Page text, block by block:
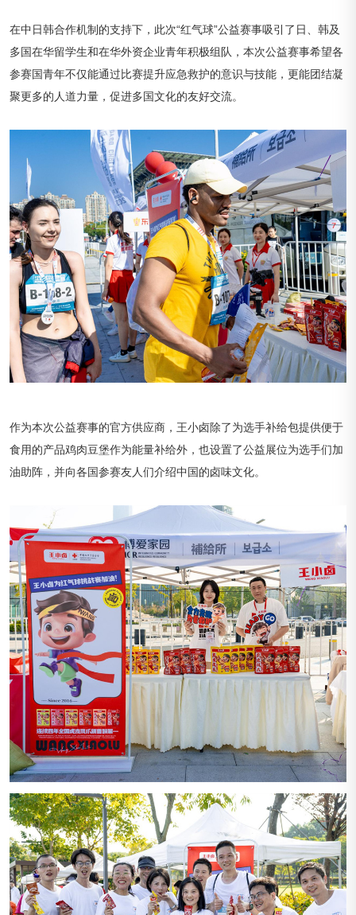
在中日韩合作机制的支持下，此次“红气球”公益赛事吸引了日、韩及
多国在华留学生和在华外资企业青年积极组队，本次公益赛事希望各
参赛国青年不仅能通过比赛提升应急救护的意识与技能，更能团结凝
聚更多的人道力量，促进多国文化的友好交流。
作为本次公益赛事的官方供应商，王小卤除了为选手补给包提供便于
食用的产品鸡肉豆堡作为能量补给外，也设置了公益展位为选手们加
油助阵，并向各国参赛友人们介绍中国的卤味文化。